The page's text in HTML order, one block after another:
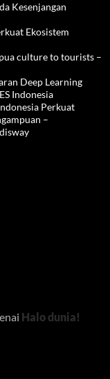
Kesenjangan
Ekosistem
culture to tourists –
Deep Learning
Indonesia
Perkuat
–
Halo dunia!